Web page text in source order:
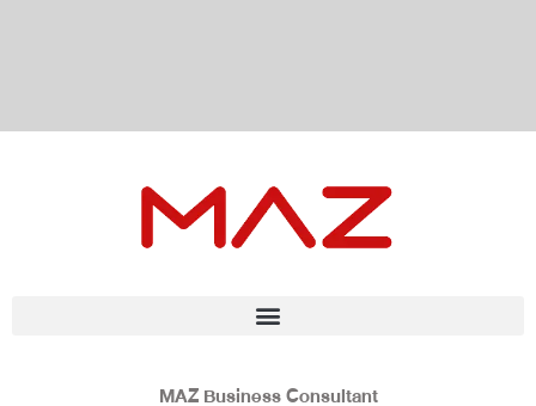
MAZ Business Consultant